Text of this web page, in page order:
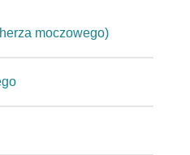
moczowego)